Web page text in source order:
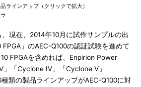
ラインアップ（クリックで拡大）
現在、2014年10月に試作サンプルの出
」のAEC-Q100の認証試験を進めて
FPGAを含めれば、Enpirion Power
」「Cyclone IV」「Cyclone V」
類の製品ラインアップがAEC-Q100に対